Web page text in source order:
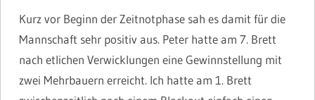
Kurz vor Beginn der Zeitnotphase sah es damit für die
Mannschaft sehr positiv aus. Peter hatte am 7. Brett
nach etlichen Verwicklungen eine Gewinnstellung mit
zwei Mehrbauern erreicht. Ich hatte am 1. Brett